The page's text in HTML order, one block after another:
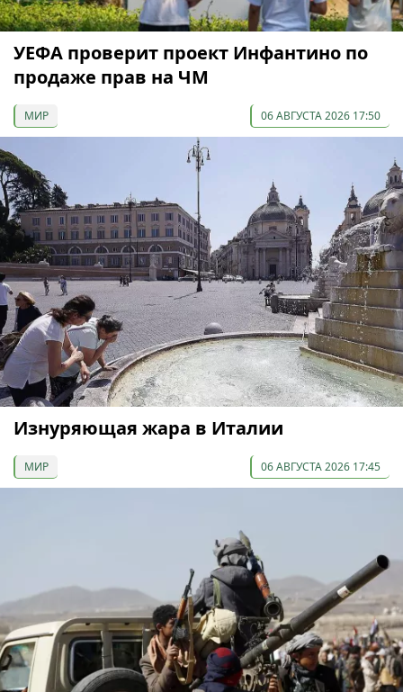
УЕФА проверит проект Инфантино по
продаже прав на ЧМ
МИР 06 АВГУСТА 2026 17:50
Изнуряющая жара в Италии
МИР 06 АВГУСТА 2026 17:45